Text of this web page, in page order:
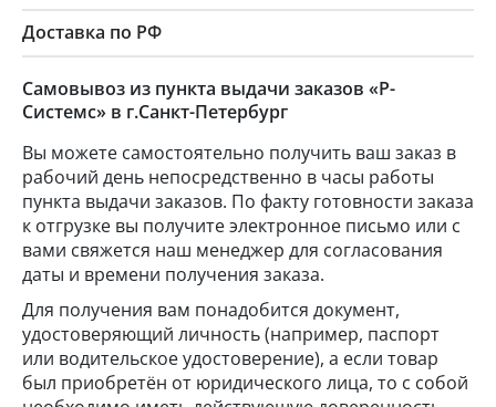
Доставка по РФ
Самовывоз из пункта выдачи заказов «Р-
Системс» в г.Санкт-Петербург
Вы можете самостоятельно получить ваш заказ в
рабочий день непосредственно в часы работы
пункта выдачи заказов. По факту готовности заказа
к отгрузке вы получите электронное письмо или с
вами свяжется наш менеджер для согласования
даты и времени получения заказа.
Для получения вам понадобится документ,
удостоверяющий личность (например, паспорт
или водительское удостоверение), а если товар
был приобретён от юридического лица, то с собой
×